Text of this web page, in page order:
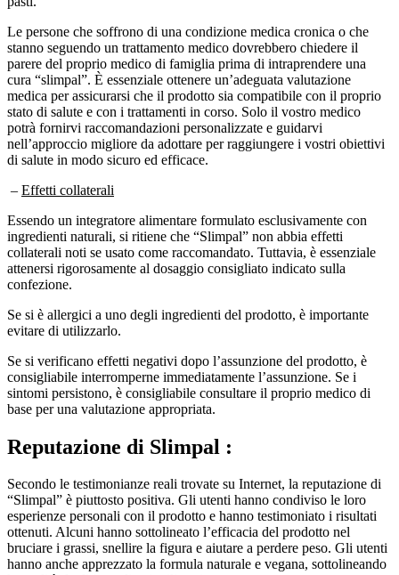
Le persone che soffrono di una condizione medica cronica o che
stanno seguendo un trattamento medico dovrebbero chiedere il
parere del proprio medico di famiglia prima di intraprendere una
cura “slimpal”. È essenziale ottenere un’adeguata valutazione
medica per assicurarsi che il prodotto sia compatibile con il proprio
stato di salute e con i trattamenti in corso. Solo il vostro medico
potrà fornirvi raccomandazioni personalizzate e guidarvi
nell’approccio migliore da adottare per raggiungere i vostri obiettivi
di salute in modo sicuro ed efficace.
– Effetti collaterali
Essendo un integratore alimentare formulato esclusivamente con
ingredienti naturali, si ritiene che “Slimpal” non abbia effetti
collaterali noti se usato come raccomandato. Tuttavia, è essenziale
attenersi rigorosamente al dosaggio consigliato indicato sulla
confezione.
Se si è allergici a uno degli ingredienti del prodotto, è importante
evitare di utilizzarlo.
Se si verificano effetti negativi dopo l’assunzione del prodotto, è
consigliabile interromperne immediatamente l’assunzione. Se i
sintomi persistono, è consigliabile consultare il proprio medico di
base per una valutazione appropriata.
Reputazione di Slimpal :
Secondo le testimonianze reali trovate su Internet, la reputazione di
“Slimpal” è piuttosto positiva. Gli utenti hanno condiviso le loro
esperienze personali con il prodotto e hanno testimoniato i risultati
ottenuti. Alcuni hanno sottolineato l’efficacia del prodotto nel
bruciare i grassi, snellire la figura e aiutare a perdere peso. Gli utenti
hanno anche apprezzato la formula naturale e vegana, sottolineando